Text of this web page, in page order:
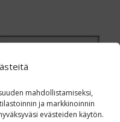
mahdollistamiseksi,
ja markkinoinnin
evästeiden käytön.